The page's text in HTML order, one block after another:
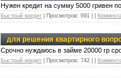
Нужен кредит на сумму 5000 гривен
Быстрый кредит Просмотров: 691
для решения квартирного
Срочно нуждаюсь в займе 20000 гр
Быстрый кредит Просмотров: 742